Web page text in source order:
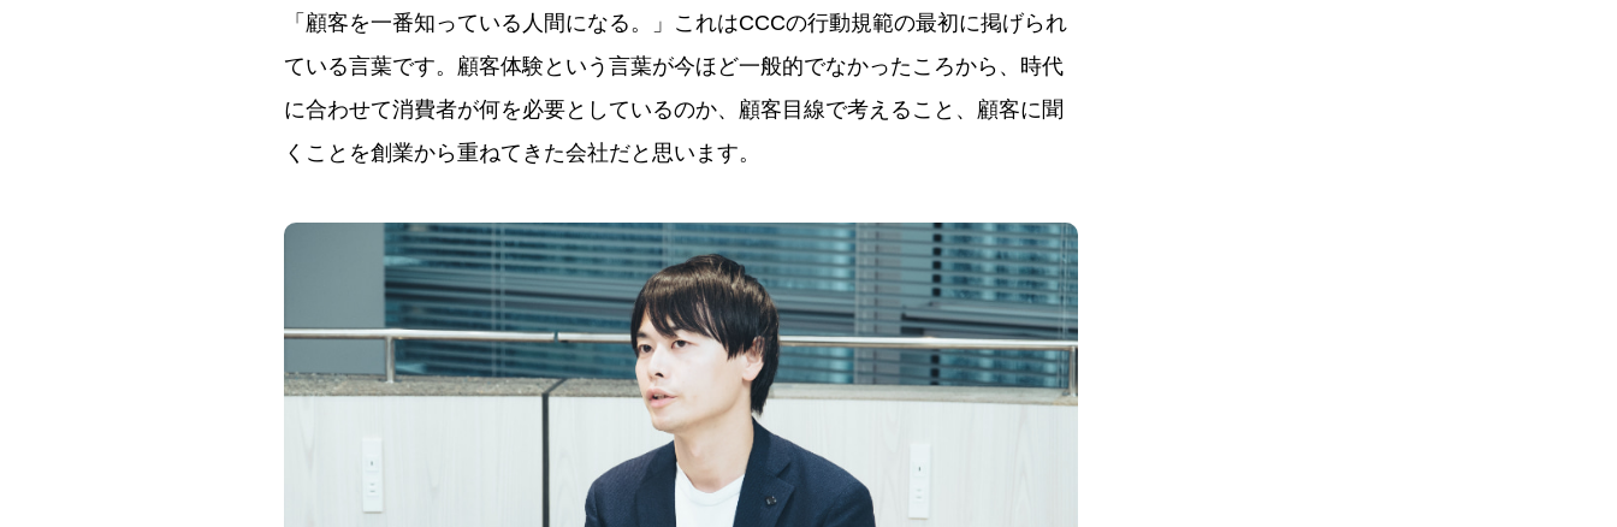
「顧客を一番知っている人間になる。」これはCCCの行動規範の最初に掲げられ
ている言葉です。顧客体験という言葉が今ほど一般的でなかったころから、時代
に合わせて消費者が何を必要としているのか、顧客目線で考えること、顧客に聞
くことを創業から重ねてきた会社だと思います。